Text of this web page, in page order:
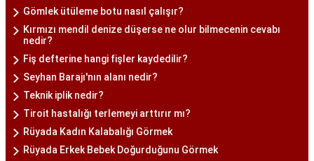
Gömlek ütüleme botu nasıl çalışır?
Kırmızı mendil denize düşerse ne olur bilmecenin cevabı
nedir?
Fiş defterine hangi fişler kaydedilir?
Seyhan Barajı'nın alanı nedir?
Teknik iplik nedir?
Tiroit hastalığı terlemeyi arttırır mı?
Rüyada Kadın Kalabalığı Görmek
Rüyada Erkek Bebek Doğurduğunu Görmek